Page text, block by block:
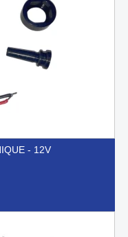
- 12V